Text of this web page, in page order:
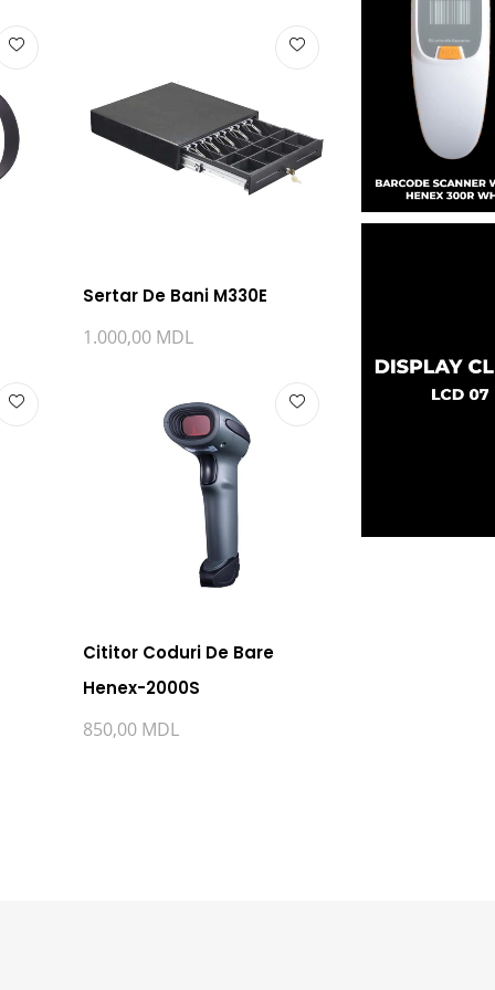
Sertar De Bani M330E
1.000,00 MDL
Cititor Coduri De Bare
Henex-2000S
850,00 MDL
(Black)
2.000,00MDL